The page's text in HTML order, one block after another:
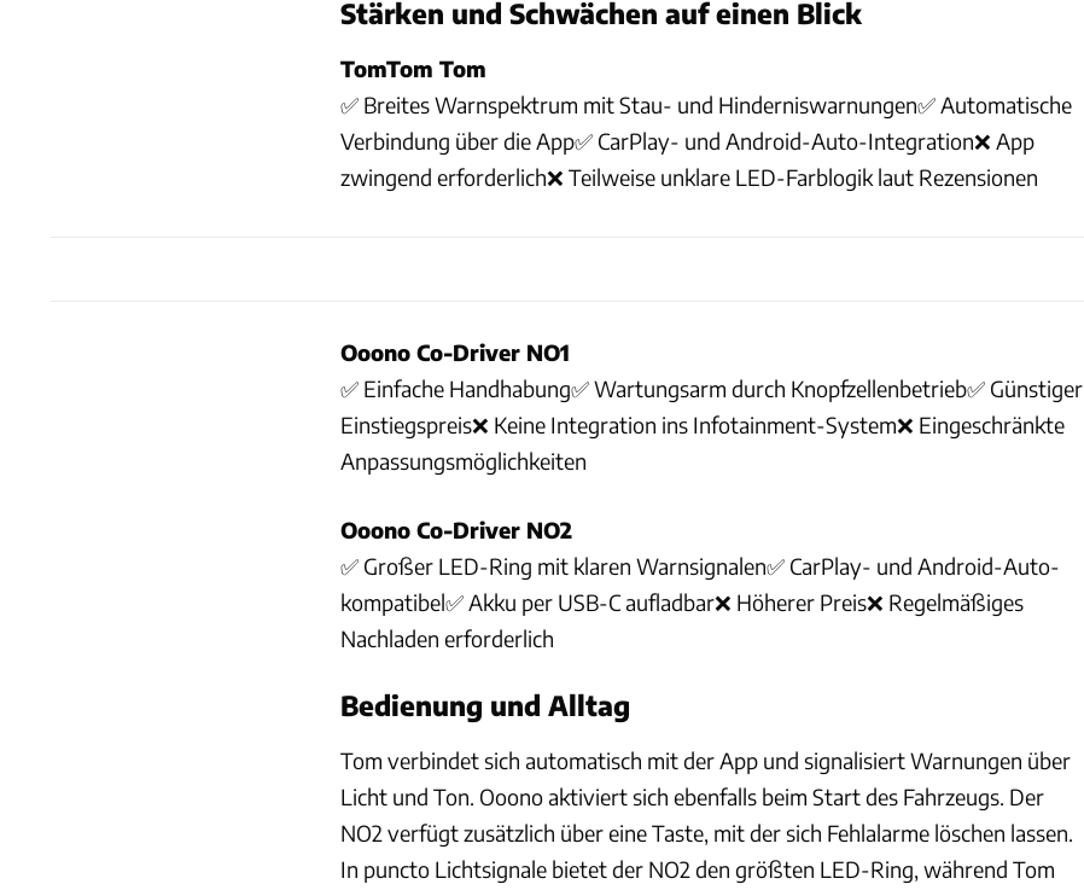
Stärken und Schwächen auf einen Blick
TomTom Tom
✅ Breites Warnspektrum mit Stau- und Hinderniswarnungen✅ Automatische
Verbindung über die App✅ CarPlay- und Android-Auto-Integration❌ App
zwingend erforderlich❌ Teilweise unklare LED-Farblogik laut Rezensionen
Ooono Co-Driver NO1
✅ Einfache Handhabung✅ Wartungsarm durch Knopfzellenbetrieb✅ Günstiger
Einstiegspreis❌ Keine Integration ins Infotainment-System❌ Eingeschränkte
Anpassungsmöglichkeiten
Ooono Co-Driver NO2
✅ Großer LED-Ring mit klaren Warnsignalen✅ CarPlay- und Android-Auto-
kompatibel✅ Akku per USB-C aufladbar❌ Höherer Preis❌ Regelmäßiges
Nachladen erforderlich
Bedienung und Alltag
Tom verbindet sich automatisch mit der App und signalisiert Warnungen über
Licht und Ton. Ooono aktiviert sich ebenfalls beim Start des Fahrzeugs. Der
NO2 verfügt zusätzlich über eine Taste, mit der sich Fehlalarme löschen lassen.
In puncto Lichtsignale bietet der NO2 den größten LED-Ring, während Tom